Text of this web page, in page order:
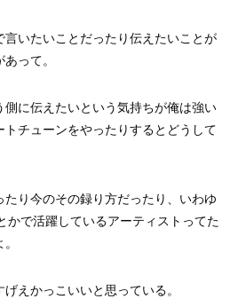
言いたいことだったり伝えたいことが
って。
に伝えたいという気持ちが俺は強い
トチューンをやったりするとどうして
り今のその録り方だったり、いわゆ
で活躍しているアーティストってた
えかっこいいと思っている。